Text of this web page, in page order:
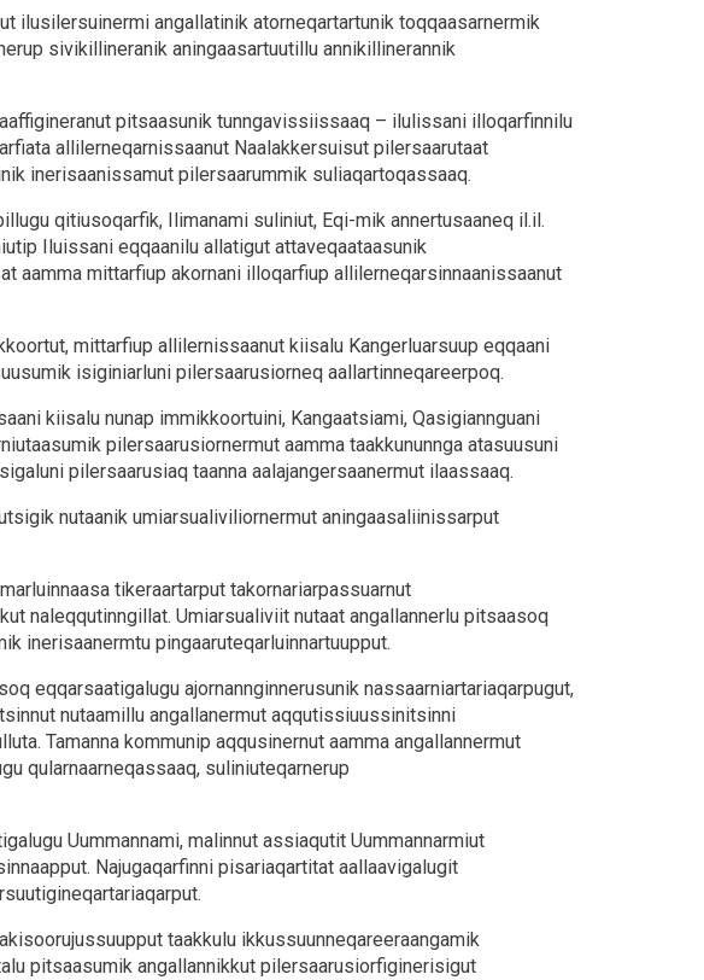
ilusilersuinermi angallatinik atorneqartartunik toqqaasarnermik
sivikillineranik aningaasartuutillu annikillinerannik
pitsaasunik tunngavissiissaaq – ilulissani illoqarfinnilu
allilerneqarnissaanut Naalakkersuisut pilersaarutaat
inerisaanissamut pilersaarummik suliaqartoqassaaq.
qitiusoqarfik, Ilimanami suliniut, Eqi-mik annertusaaneq il.il.
Iluissani eqqaanilu allatigut attaveqaataasunik
mittarfiup akornani illoqarfiup allilerneqarsinnaanissaanut
mittarfiup allilernissaanut kiisalu Kangerluarsuup eqqaani
isiginiarluni pilersaarusiorneq aallartinneqareerpoq.
kiisalu nunap immikkoortuini, Kangaatsiami, Qasigiannguani
pilersaarusiornermut aamma taakkununnga atasuusuni
pilersaarusiaq taanna aalajangersaanermut ilaassaaq.
nutaanik umiarsualiviliornermut aningaasaliinissarput
tikeraartarput takornariarpassuarnut
naleqqutinngillat. Umiarsualiviit nutaat angallannerlu pitsaasoq
inerisaanermtu pingaaruteqarluinnartuupput.
eqqarsaatigalugu ajornannginnerusunik nassaarniartariaqarpugut,
nutaamillu angallanermut aqqutissiuussinitsinni
Tamanna kommunip aqqusinernut aamma angallannermut
qularnaarneqassaaq, suliniuteqarnerup
Uummannami, malinnut assiaqutit Uummannarmiut
Najugaqarfinni pisariaqartitat aallaavigalugit
taakkulu ikkussuunneqareeraangamik
pitsaasumik angallannikkut pilersaarusiorfiginerisigut